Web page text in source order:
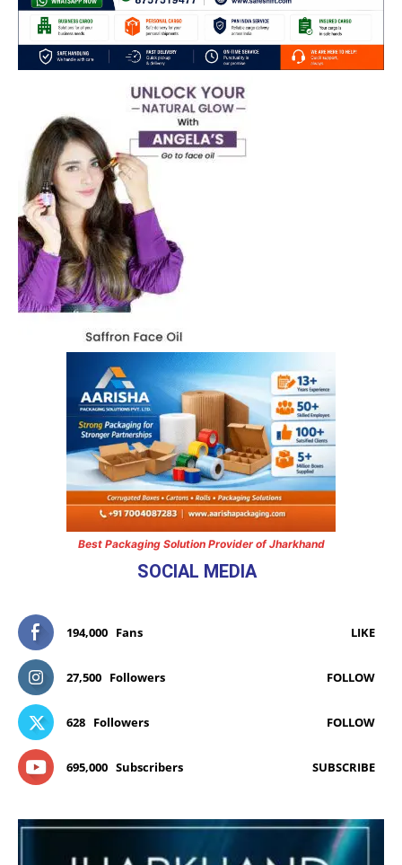
Best Packaging Solution Provider of Jharkhand
SOCIAL MEDIA
194,000 Fans LIKE
27,500 Followers FOLLOW
628 Followers FOLLOW
695,000 Subscribers SUBSCRIBE